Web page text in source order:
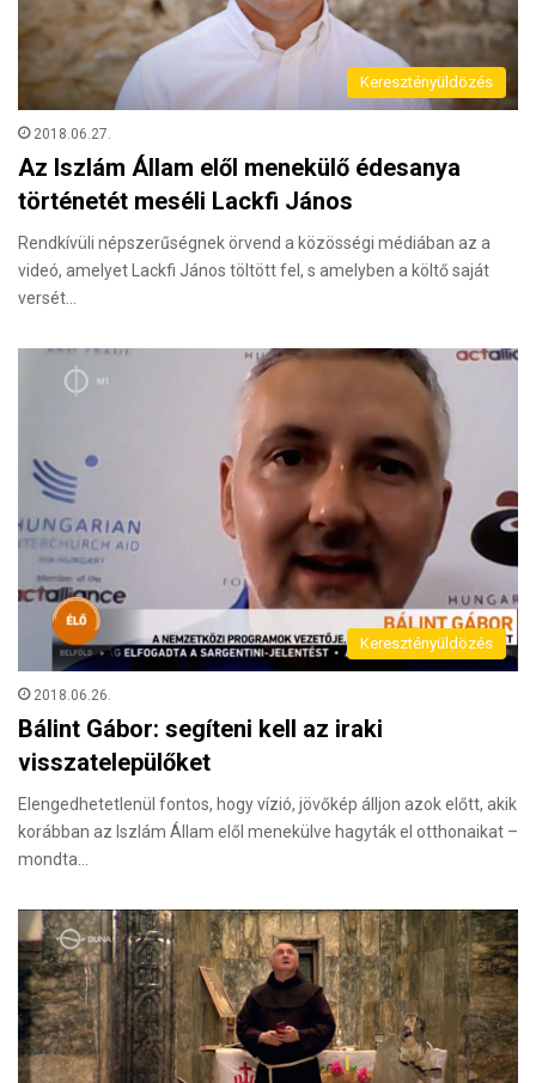
Keresztényüldözés
2018.06.27.
Az Iszlám Állam elől menekülő édesanya
történetét meséli Lackfi János
Rendkívüli népszerűségnek örvend a közösségi médiában az a
videó, amelyet Lackfi János töltött fel, s amelyben a költő saját
versét…
Keresztényüldözés
2018.06.26.
Bálint Gábor: segíteni kell az iraki
visszatelepülőket
Elengedhetetlenül fontos, hogy vízió, jövőkép álljon azok előtt, akik
korábban az Iszlám Állam elől menekülve hagyták el otthonaikat –
mondta…